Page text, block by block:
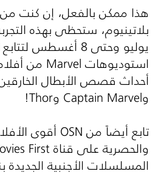
هذا ممكن بالفعل، إن كنت
يوليو وحتى 8 أغسطس
استوديوهاتMarvel من
أحداث قصص الأبطال
وCaptain Marvel وThor
!
تابع أيضاً منOSN أقوى
والحصرية على قناةFirst
المسلسلات الأجنبية